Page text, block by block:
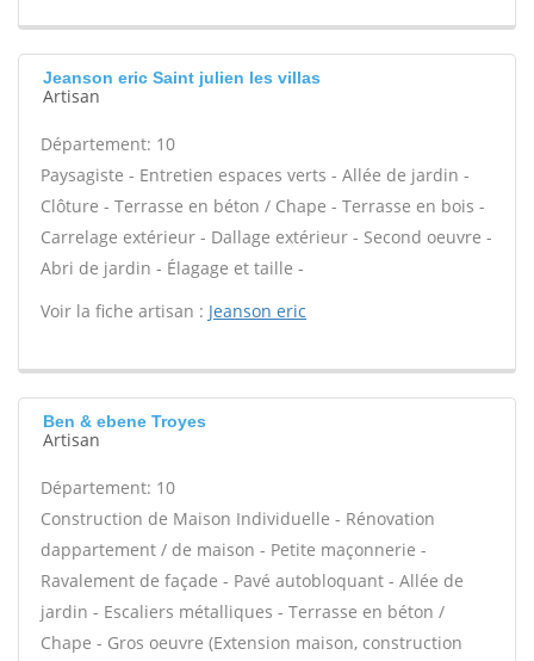
Jeanson eric Saint julien les villas
Artisan
Département: 10
Paysagiste - Entretien espaces verts - Allée de jardin -
Clôture - Terrasse en béton / Chape - Terrasse en bois -
Carrelage extérieur - Dallage extérieur - Second oeuvre -
Abri de jardin - Élagage et taille -
Voir la fiche artisan : Jeanson eric
Ben & ebene Troyes
Artisan
Département: 10
Construction de Maison Individuelle - Rénovation
dappartement / de maison - Petite maçonnerie -
Ravalement de façade - Pavé autobloquant - Allée de
jardin - Escaliers métalliques - Terrasse en béton /
Chape - Gros oeuvre (Extension maison, construction